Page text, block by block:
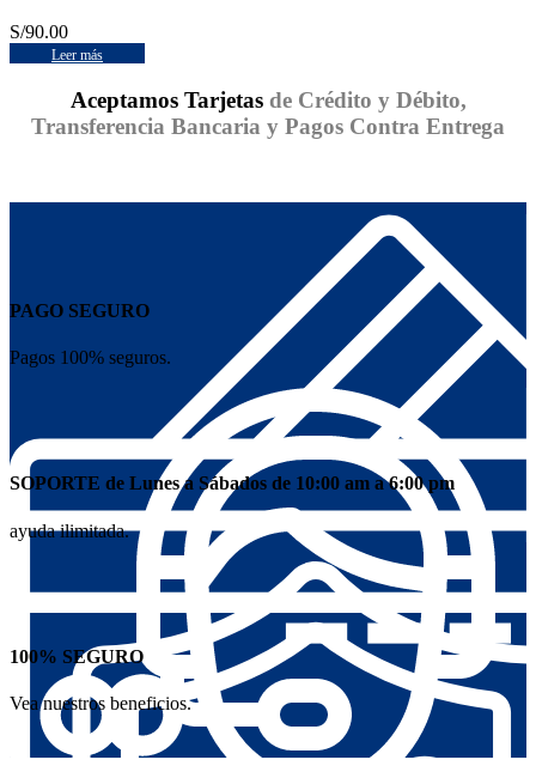
S/90.00
Leer más
Aceptamos Tarjetas de Crédito y Débito,
Transferencia Bancaria y Pagos Contra Entrega
PAGO SEGURO
Pagos 100% seguros.
SOPORTE de Lunes a Sábados de 10:00 am a 6:00 pm
ayuda ilimitada.
100% SEGURO
Vea nuestros beneficios.